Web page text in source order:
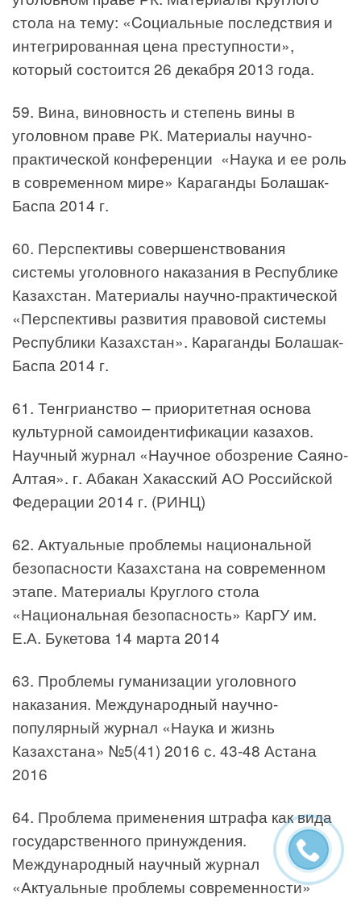
стола на тему: «Cоциальные последствия и
интегрированная цена преступности»,
который состоится 26 декабря 2013 года.
59. Вина, виновность и степень вины в
уголовном праве РК. Материалы научно-
практической конференции «Наука и ее роль
в современном мире» Караганды Болашак-
Баспа 2014 г.
60. Перспективы совершенствования
системы уголовного наказания в Республике
Казахстан. Материалы научно-практической
«Перспективы развития правовой системы
Республики Казахстан». Караганды Болашак-
Баспа 2014 г.
61. Тенгрианство – приоритетная основа
культурной самоидентификации казахов.
Научный журнал «Научное обозрение Саяно-
Алтая». г. Абакан Хакасский АО Российской
Федерации 2014 г. (РИНЦ)
62. Актуальные проблемы национальной
безопасности Казахстана на современном
этапе. Материалы Круглого стола
«Национальная безопасность» КарГУ им.
Е.А. Букетова 14 марта 2014
63. Проблемы гуманизации уголовного
наказания. Международный научно-
популярный журнал «Наука и жизнь
Казахстана» №5(41) 2016 с. 43-48 Астана
2016
64. Проблема применения штрафа как вида
государственного принуждения.
Международный научный журнал
«Актуальные проблемы современности»